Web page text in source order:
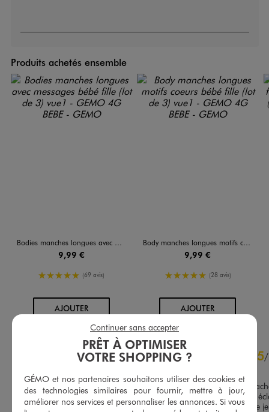
Produits achetés ensemble
Bodies manches longues avec messages bébé fille (lot de 3)
9,99 €
5/5 de moyenne
(69 avis)
AJOUTERAU PANIER
Body manches longues motifs coeurs bébé fille (lot de 3)
9,99 €
5/5 de moyenne
(28 avis)
AJOUTERAU PANIER
4.9/5 5/
Déjà la seconde fois que
pratique avec la fermeture
recommande, il fait unisexe
PRÊT À OPTIMISER
VOTRE SHOPPING ?
GÉMO et nos partenaires souhaitons utiliser des cookies et
des technologies similaires pour fournir, mettre à jour,
améliorer nos services et personnaliser les annonces. Si vous
Continuer sans accepter